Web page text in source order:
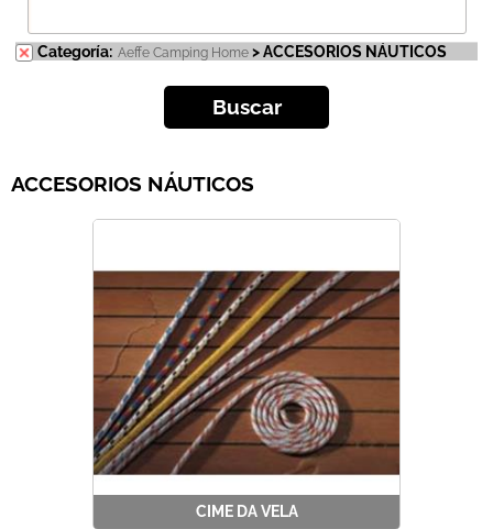
Articoli per Nautica
Imbarcazioni e Motori Marini
Best Seller
Pronta Consegna
Fineserie e Occasioni
Categoría: Aeffe Camping Home > ACCESORIOS NÁUTICOS
ACCESORIOS NÁUTICOS
CIME DA VELA